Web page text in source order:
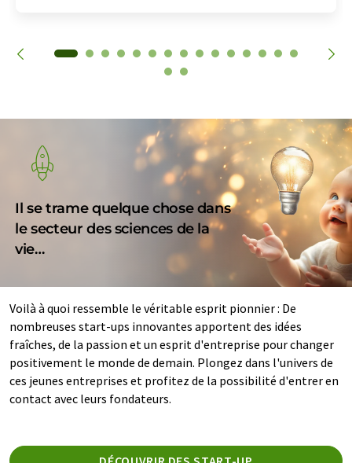
Il se trame quelque chose dans
le secteur des sciences de la
vie…
Voilà à quoi ressemble le véritable esprit pionnier : De
nombreuses start-ups innovantes apportent des idées
fraîches, de la passion et un esprit d'entreprise pour changer
positivement le monde de demain. Plongez dans l'univers de
ces jeunes entreprises et profitez de la possibilité d'entrer en
contact avec leurs fondateurs.